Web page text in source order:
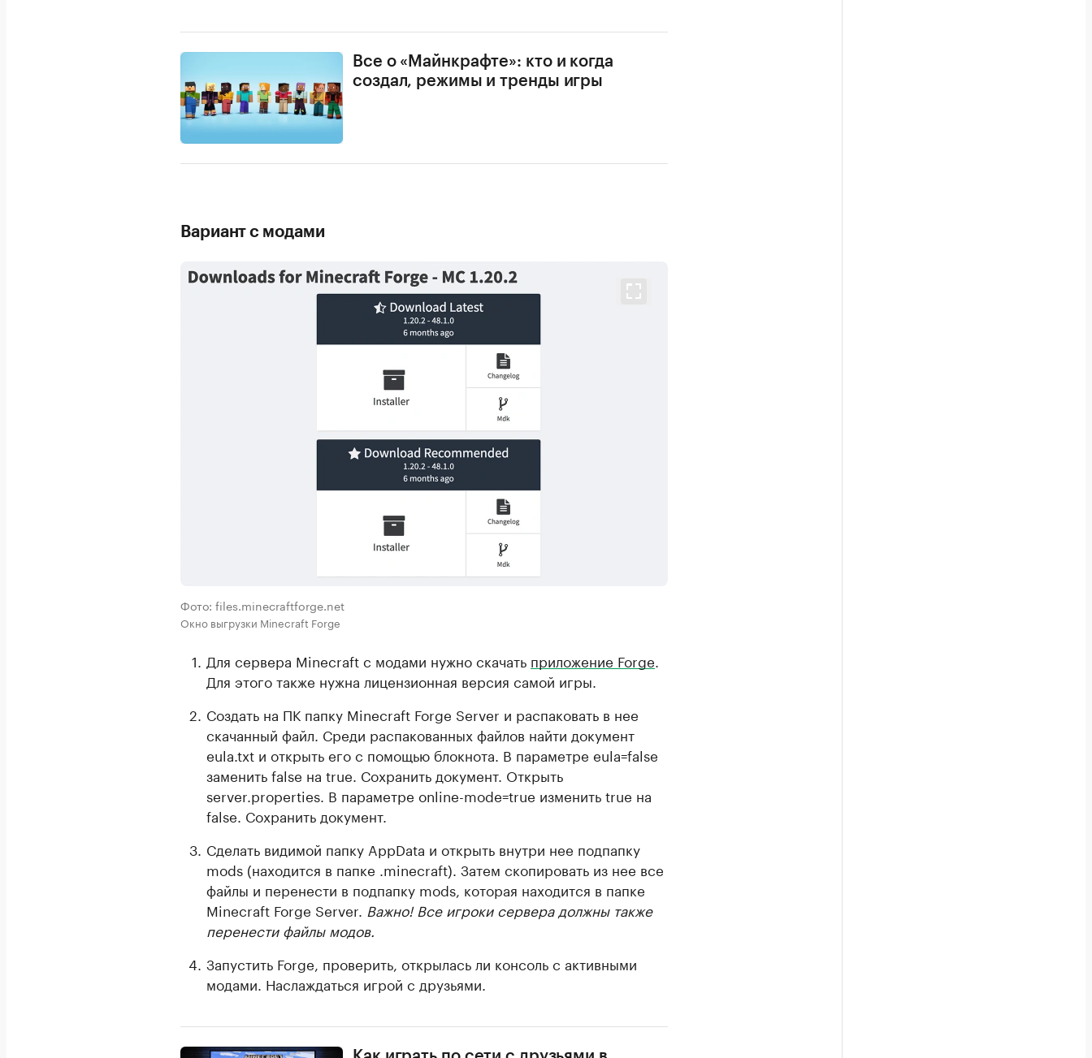
Все о «Майнкрафте»: кто и когда
создал, режимы и тренды игры
Вариант с модами
Фото: files.minecraftforge.net
Окно выгрузки Minecraft Forge
Для сервера Minecraft с модами нужно скачать приложение Forge
Для этого также нужна лицензионная версия самой игры.
Создать на ПК папку Minecraft Forge Server и распаковать в нее
скачанный файл. Среди распакованных файлов найти документ
eula.txt и открыть его с помощью блокнота. В параметре eula=false
заменить false на true. Сохранить документ. Открыть
server.properties. В параметре online-mode=true изменить true на
false. Сохранить документ.
Сделать видимой папку AppData и открыть внутри нее подпапку
mods (находится в папке .minecraft). Затем скопировать из нее все
файлы и перенести в подпапку mods, которая находится в папке
Minecraft Forge Server. Важно! Все игроки сервера должны также
перенести файлы модов.
Запустить Forge, проверить, открылась ли консоль с активными
модами. Наслаждаться игрой с друзьями.